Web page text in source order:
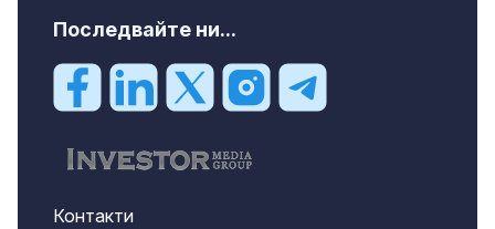
Последвайте ни...
Контакти